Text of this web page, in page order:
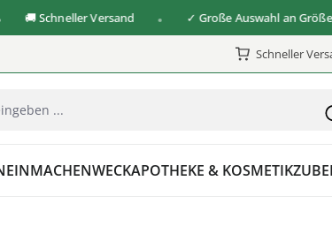
Schneller Versand ✓ Große Auswahl an Größen &
Schneller
EINMACHENWECKAPOTHEKE & KOSMETIK